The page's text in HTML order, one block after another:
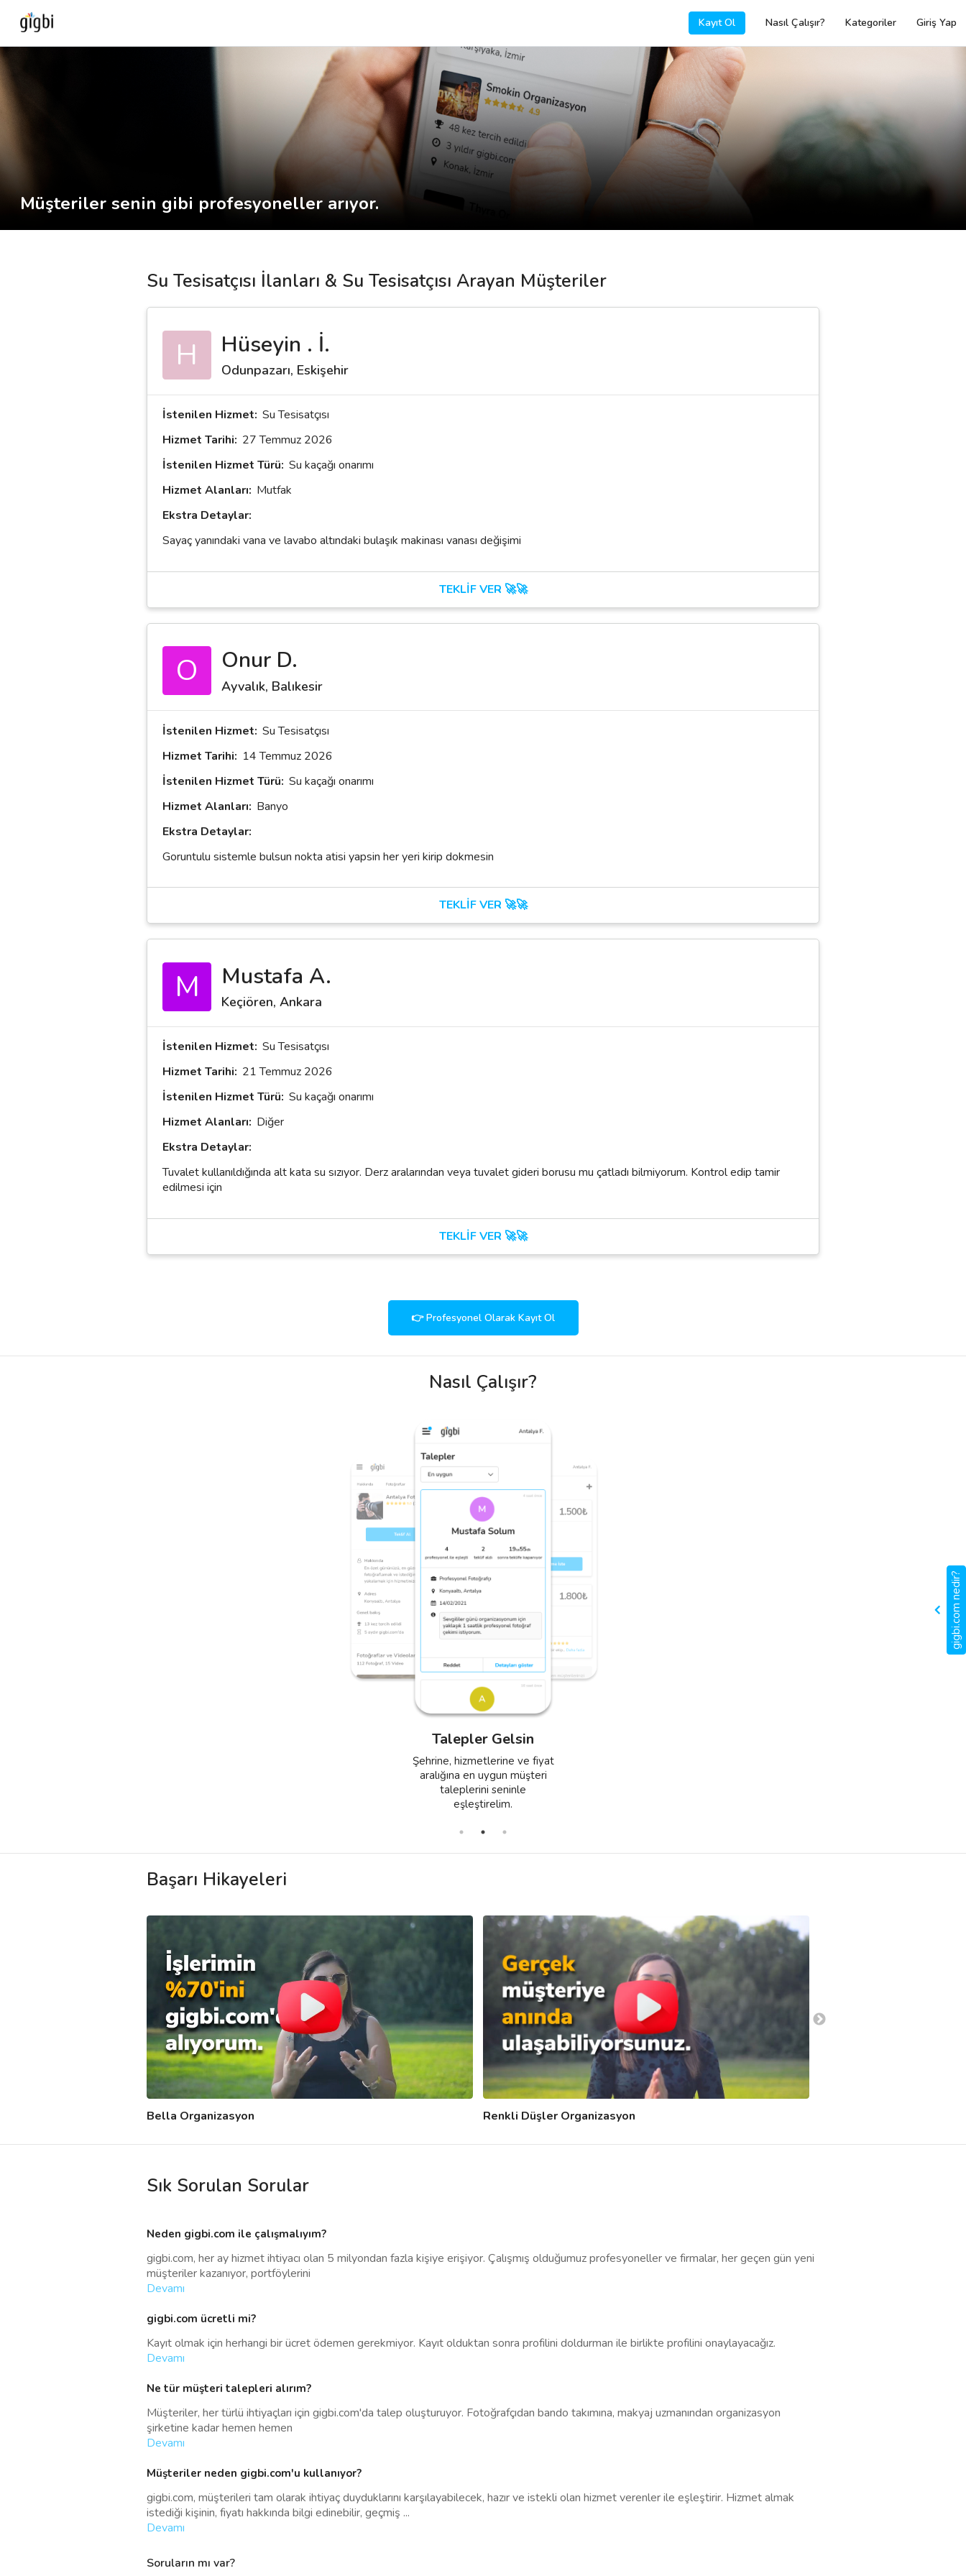
Kayıt Ol Nasıl Çalışır? Kategoriler Giriş Yap
Giriş Yap
Müşteri Değerlendirmeleri
Müşteriler senin gibi profesyoneller arıyor.
Su Tesisatçısı İlanları & Su Tesisatçısı Arayan Müşteriler
H Hüseyin . İ.
Odunpazarı, Eskişehir
İstenilen Hizmet: Su Tesisatçısı
Hizmet Tarihi: 27 Temmuz 2026
İstenilen Hizmet Türü: Su kaçağı onarımı
Hizmet Alanları: Mutfak
Ekstra Detaylar:
Sayaç yanındaki vana ve lavabo altındaki bulaşık makinası vanası değişimi
TEKLİF VER 🚀🚀
O Onur D.
Ayvalık, Balıkesir
İstenilen Hizmet: Su Tesisatçısı
Hizmet Tarihi: 14 Temmuz 2026
İstenilen Hizmet Türü: Su kaçağı onarımı
Hizmet Alanları: Banyo
Ekstra Detaylar:
Goruntulu sistemle bulsun nokta atisi yapsin her yeri kirip dokmesin
TEKLİF VER 🚀🚀
M Mustafa A.
Keçiören, Ankara
İstenilen Hizmet: Su Tesisatçısı
Hizmet Tarihi: 21 Temmuz 2026
İstenilen Hizmet Türü: Su kaçağı onarımı
Hizmet Alanları: Diğer
Ekstra Detaylar:
Tuvalet kullanıldığında alt kata su sızıyor. Derz aralarından veya tuvalet gideri borusu mu çatladı bilmiyorum. Kontrol edip tamir
edilmesi için
TEKLİF VER 🚀🚀
👉 Profesyonel Olarak Kayıt Ol
Nasıl Çalışır?
Fotoğrafların, videoların ve
aldığın referans yorumları
içeren etkili bir profil oluştur.Talepler Gelsin
Şehrine, hizmetlerine ve fiyat
aralığına en uygun müşteri
taleplerini seninle
eşleştirelim.
Teklifini ver, anlaşmayı yap ve
aldığın değerlendirmelerle
düzenli gelir elde et.
Başarı Hikayeleri
Bella Organizasyon Renkli Düşler Organizasyon
Sık Sorulan Sorular
Neden gigbi.com ile çalışmalıyım?
gigbi.com, her ay hizmet ihtiyacı olan 5 milyondan fazla kişiye erişiyor. Çalışmış olduğumuz profesyoneller ve firmalar, her geçen gün yeni
müşteriler kazanıyor, portföylerini
Devamı
gigbi.com ücretli mi?
Kayıt olmak için herhangi bir ücret ödemen gerekmiyor. Kayıt olduktan sonra profilini doldurman ile birlikte profilini onaylayacağız.
Devamı
Ne tür müşteri talepleri alırım?
Müşteriler, her türlü ihtiyaçları için gigbi.com'da talep oluşturuyor. Fotoğrafçıdan bando takımına, makyaj uzmanından organizasyon
şirketine kadar hemen hemen
Devamı
Müşteriler neden gigbi.com'u kullanıyor?
gigbi.com, müşterileri tam olarak ihtiyaç duyduklarını karşılayabilecek, hazır ve istekli olan hizmet verenler ile eşleştirir. Hizmet almak
istediği kişinin, fiyatı hakkında bilgi edinebilir, geçmiş ...
Devamı
Soruların mı var?
gigbi.com nedir?